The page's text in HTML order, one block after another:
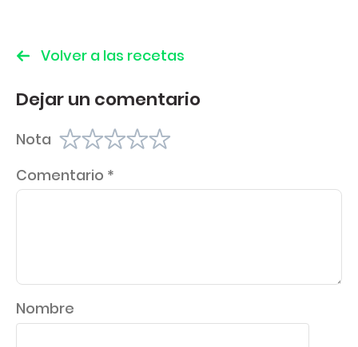
Volver a las recetas
Dejar un comentario
Nota
Comentario *
Nombre